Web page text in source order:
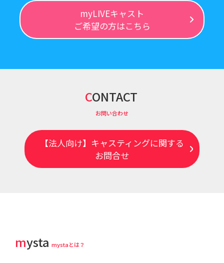
myLIVEキャスト
ご希望の方はこちら
CONTACT
お問い合わせ
【法人向け】キャスティングに関する
お問合せ
mysta mystaとは？